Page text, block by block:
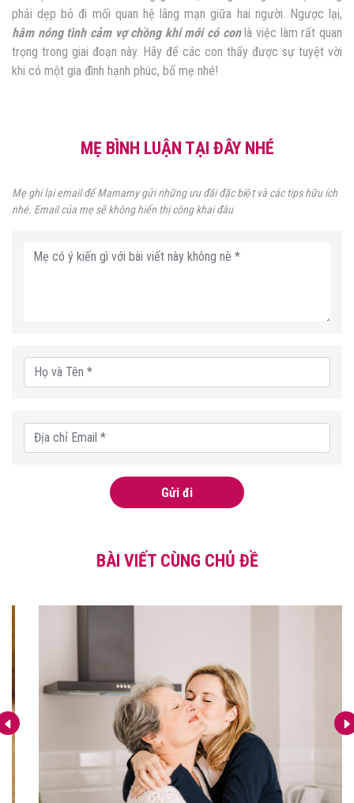
phải dẹp bỏ đi mối quan hệ lãng mạn giữa hai người. Ngược lại,
hâm nóng tình cảm vợ chồng khi mới có conlà việc làm rất quan
trọng trong giai đoạn này. Hãy để các con thấy được sự tuyệt vời
khi có một gia đình hạnh phúc, bố mẹ nhé!
MẸ BÌNH LUẬN TẠI ĐÂY NHÉ
Mẹ ghi lại email để Mamamy gửi những ưu đãi đặc biệt và các tips hữu ích
nhé. Email của mẹ sẽ không hiển thị công khai đâu
Gửi đi
BÀI VIẾT CÙNG CHỦ ĐỀ